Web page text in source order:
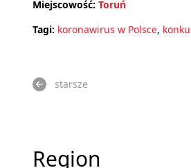
Miejscowość: Toruń
Tagi: koronawirus w Polsce,
starsze
Region